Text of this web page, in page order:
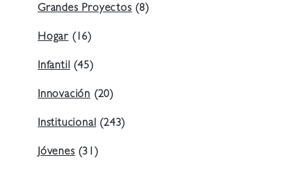
Grandes Proyectos (8)
Hogar (16)
Infantil (45)
Innovación (20)
Institucional (243)
Jóvenes (31)